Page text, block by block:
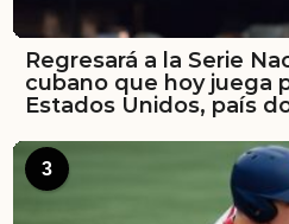
Regresará a la Serie
cubano que hoy juega
Estados Unidos, país
3